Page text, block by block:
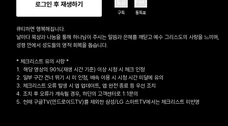
로그인 후 재생하기
구독 통독표
큐티하면 행복해집니다.
날마다 묵상과 나눔을 통해 하나님이 주시는 말씀과 은혜를 깨닫고 예수 그리스도의 사랑을 느끼며,
성령 안에서 성도들의 영적 회복을 돕습니다.
* 체크리스트 유의 사항 *
1.  해당 영상의 90%(재생 시간 기준) 이상 시청 시 체크 인정
2. 일부 구간 건너 뛰기 시 미 인정, 배속 이용 시 시청 시간 미달에 유의
3. 체크리스트 오류 발생 시 앱 업데이트, 앱 완전 종료 등 우선 조치
4. 조치 후 오류가 계속될 경우, 하단의 고객센터로 1:1문의
5. 현재 구글TV(안드로이드TV)를 제외한 삼성/LG 스마트TV에서는 체크리스트 미반영